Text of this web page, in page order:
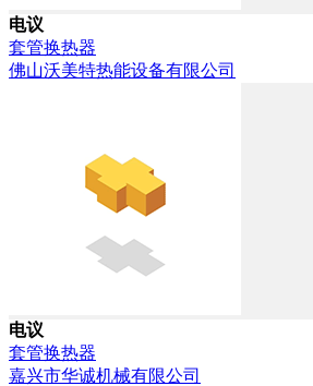
电议
套管换热器
佛山沃美特热能设备有限公司
电议
套管换热器
嘉兴市华诚机械有限公司